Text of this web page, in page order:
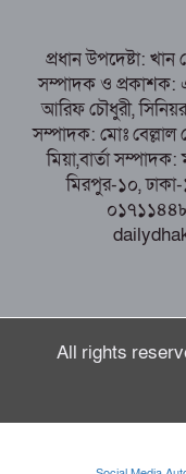
সাবরিনা শারমিন:
হত্যা
প্রধান উপদেষ্টা:
সম্পাদক ও প্রকাশক:
আরিফ চৌধুরী,
সম্পাদক: মোঃ বেল্লাল
মিয়া,বার্তা
মিরপুর-১০,
All rights